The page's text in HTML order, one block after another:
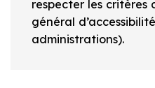
respecter les critères
général
administrations).